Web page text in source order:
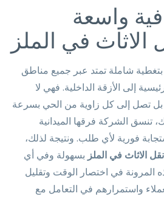
واسعة
في الملز
بتغطية شاملة تمتد عبر جميع مناطق
إلى الأزقة الداخلية. فهي لا
تصل إلى كل زاوية من الحي بسرعة
تنسق الشركة فرقها الميدانية
فورية لأي طلب. ونتيجة لذلك،
نقل الاثاث في الملز بسهولة وفي أي
المرونة في اختصار الوقت وتقليل
واستمرارهم في التعامل مع